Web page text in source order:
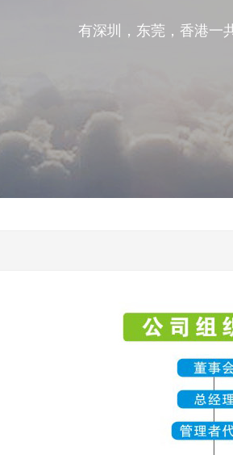
有深圳，东莞，香港一